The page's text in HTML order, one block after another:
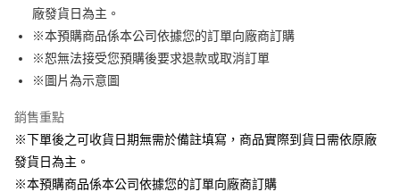
ATM付款
運送方式
預購訂單-宅配專用(🔺不同預購月份建議分開結帳，避免整筆訂單等
每筆NT$100，滿NT$1,300(含以上)免運費
預購訂單-離島宅配專用-(澎湖/金門/馬祖)(🔺不同預購月份建議分開
結帳，避免整筆訂單等超久)
廠發貨日為主。
※本預購商品係本公司依據您的訂單向廠商訂購
※恕無法接受您預購後要求退款或取消訂單
※圖片為示意圖
銷售重點
※下單後之可收貨日期無需於備註填寫，商品實際到貨日需依原廠
發貨日為主。
※本預購商品係本公司依據您的訂單向廠商訂購